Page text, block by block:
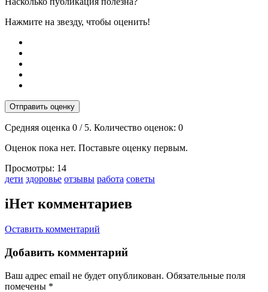
Нажмите на звезду, чтобы оценить!
Отправить оценку
Средняя оценка 0 / 5. Количество оценок: 0
Оценок пока нет. Поставьте оценку первым.
Просмотры: 14
Тэги:
дети здоровье отзывы работа советы
iНет комментариев
Оставить комментарий
Добавить комментарий
Ваш адрес email не будет опубликован. Обязательные поля
помечены *